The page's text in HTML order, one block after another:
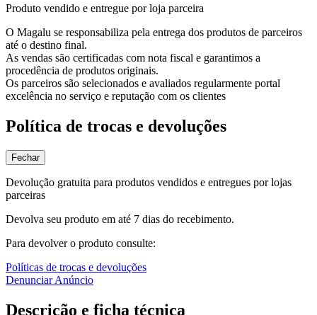
Produto vendido e entregue por loja parceira
O Magalu se responsabiliza pela entrega dos produtos de parceiros
até o destino final.
As vendas são certificadas com nota fiscal e garantimos a
procedência de produtos originais.
Os parceiros são selecionados e avaliados regularmente portal
excelência no serviço e reputação com os clientes
Política de trocas e devoluções
Fechar
Devolução gratuita para produtos vendidos e entregues por lojas
parceiras
Devolva seu produto em até 7 dias do recebimento.
Para devolver o produto consulte:
Políticas de trocas e devoluções
Denunciar Anúncio
Descrição e ficha técnica